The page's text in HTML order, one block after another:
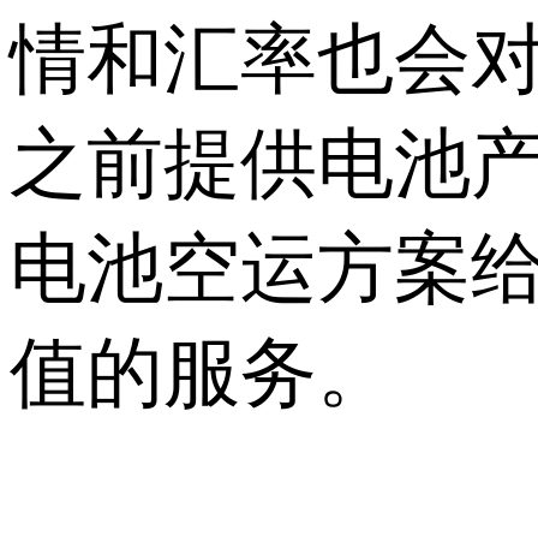
情和汇率也会
之前提供电池
电池空运方案
值的服务。